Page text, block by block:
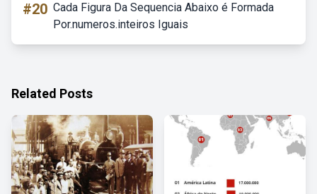
#20 Cada Figura Da Sequencia Abaixo é Formada
Por.numeros.inteiros Iguais
Related Posts